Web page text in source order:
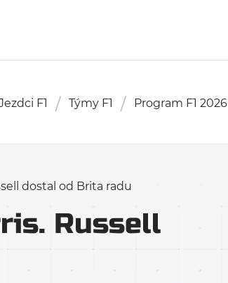
F1 Týmy F1 Program F1 2026
dostal od Brita radu
Russell